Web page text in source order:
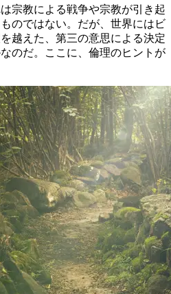
宗教による戦争や宗教が引き起
のではない。だが、世界にはビ
越えた、第三の意思による決定
のだ。ここに、倫理のヒントが